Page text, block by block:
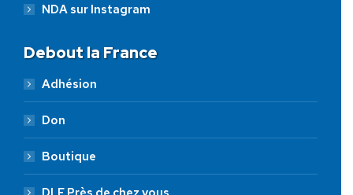
NDA sur Instagram
Debout la France
Adhésion
Don
Boutique